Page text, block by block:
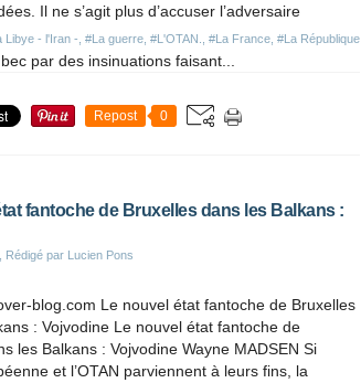
Libye - l'Iran - #La guerre #L'OTAN. #La France #La République
Il ne s’agit plus d’accuser l’adversaire
par des insinuations faisant...
Repost 0
fantoche de Bruxelles dans les Balkans :
, Rédigé par Lucien Pons
blog.com Le nouvel état fantoche de Bruxelles
: Vojvodine Le nouvel état fantoche de
les Balkans : Vojvodine Wayne MADSEN Si
et l’OTAN parviennent à leurs fins, la